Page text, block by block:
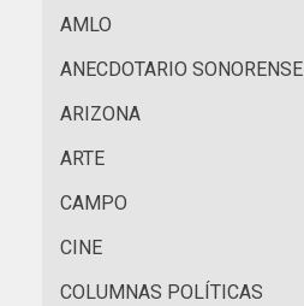
AMLO
ANECDOTARIO SONORENSE
ARIZONA
ARTE
CAMPO
CINE
COLUMNAS POLÍTICAS